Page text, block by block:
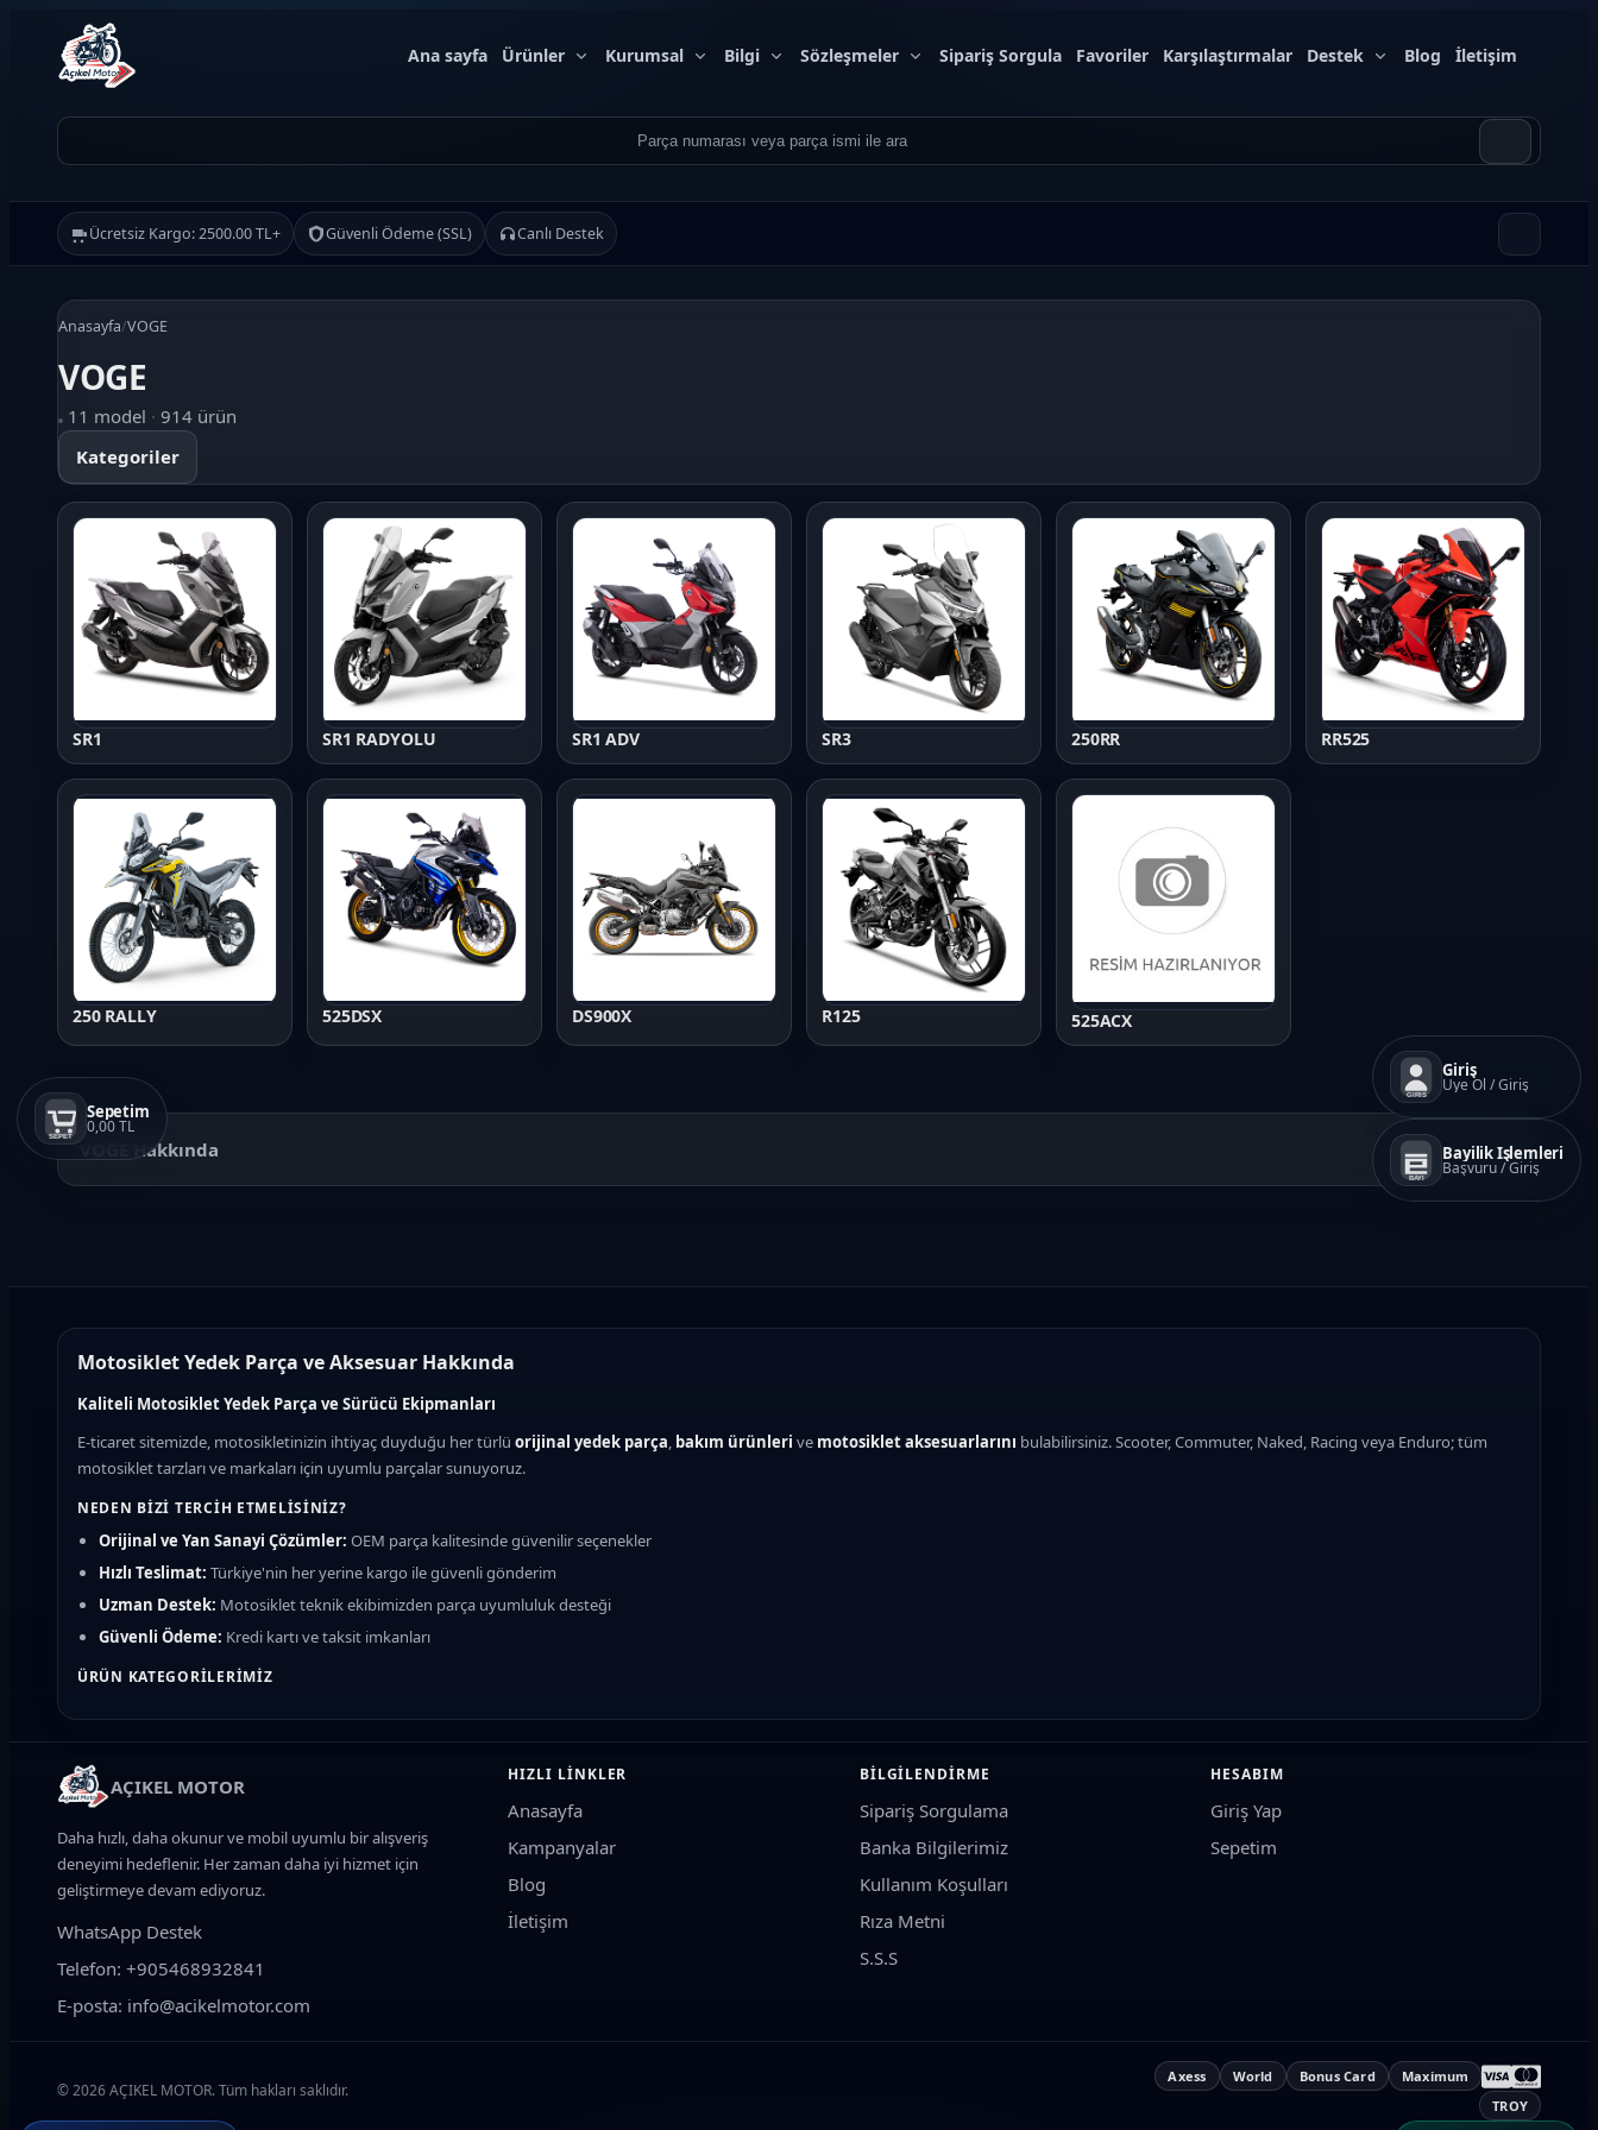
Ana sayfa Ürünler Kurumsal Bilgi Sözleşmeler Sipariş Sorgula Favoriler Karşılaştırmalar Destek Blog İletişim
Ücretsiz Kargo: 2500.00 TL+ Güvenli Ödeme (SSL) Canlı Destek
SEPET
Sepetim
0,00 TL
GIRIS
Giriş
Üye Ol / Giriş
BAYI
Bayilik İşlemleri
Başvuru / Giriş
Ürün Ara
Anasayfa/VOGE
VOGE
11 model · 914 ürün
Kategoriler
SR1 SR1 RADYOLU SR1 ADV SR3 250RR RR525
250 RALLY 525DSX DS900X R125 525ACX
VOGE Hakkında
Motosiklet Yedek Parça ve Aksesuar Hakkında
Kaliteli Motosiklet Yedek Parça ve Sürücü Ekipmanları
E-ticaret sitemizde, motosikletinizin ihtiyaç duyduğu her türlü orijinal yedek parça, bakım ürünleri ve motosiklet aksesuarlarını bulabilirsiniz. Scooter, Commuter, Naked, Racing veya Enduro; tüm
motosiklet tarzları ve markaları için uyumlu parçalar sunuyoruz.
NEDEN BIZI TERCIH ETMELISINIZ?
Orijinal ve Yan Sanayi Çözümler: OEM parça kalitesinde güvenilir seçenekler
Hızlı Teslimat: Türkiye'nin her yerine kargo ile güvenli gönderim
Uzman Destek: Motosiklet teknik ekibimizden parça uyumluluk desteği
Güvenli Ödeme: Kredi kartı ve taksit imkanları
ÜRÜN KATEGORILERIMIZ
Yürüyen Aksam:Zincir dişli seti, lastik, amortisör, gidon ve rulman grupları
Akü (Jel/Kuru), konjektör, statör, sinyal, LED far ve ateşleme bobini
Aksesuar ve Koruma:Koruma demiri, koruma takozu, çanta (topcase), telefon tutucu, branda ve tank pad
Grenaj ve Kaporta:Kafa grenajı, yan kapaklar, çamurluk, rüzgar siperliği ve aynalar
MOTOSIKLET UYUMLULUĞU
Sistemimiz sayesinde, motosikletinizin
kodlarını kontrol ediyoruz.
AÇIKEL MOTOR
Daha hızlı, daha okunur ve mobil uyumlu bir alışveriş
deneyimi hedeflenir. Her zaman daha iyi hizmet için
geliştirmeye devam ediyoruz.
WhatsApp Destek
Telefon: +905468932841
E-posta: info@acikelmotor.com
HIZLI LINKLER
Anasayfa
Kampanyalar
Blog
İletişim
BILGILENDIRME
Sipariş Sorgulama
Banka Bilgilerimiz
Kullanım Koşulları
Rıza Metni
S.S.S
HESABIM
Giriş Yap
Sepetim
© 2026 AÇIKEL MOTOR. Tüm hakları saklıdır.
Axess World Bonus Card
Maximum
TROY